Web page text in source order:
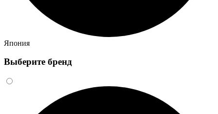
Япония
Выберите бренд